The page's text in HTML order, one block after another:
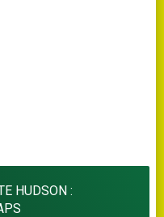
HUDSON :